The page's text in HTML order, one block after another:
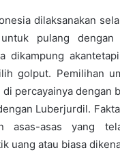
dilaksanakan
untuk pulang
dikampung
golput. Pemilihan
percayainya dengan
Luberjurdil.
asas-asas yang
uang atau biasa